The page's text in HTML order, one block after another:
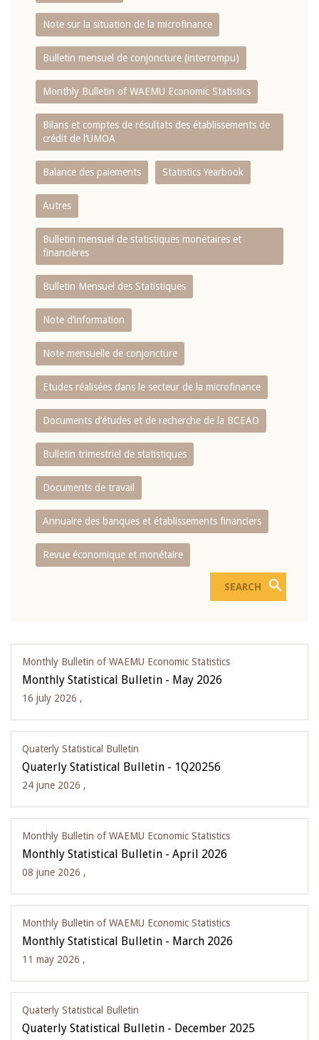
Note sur la situation de la microfinance
Bulletin mensuel de conjoncture (interrompu)
Monthly Bulletin of WAEMU Economic Statistics
Bilans et comptes de résultats des établissements de
crédit de l‘UMOA
Balance des paiements Statistics Yearbook
Autres
Bulletin mensuel de statistiques monétaires et
financières
Bulletin Mensuel des Statistiques
Note d’information
Note mensuelle de conjoncture
Etudes réalisées dans le secteur de la microfinance
Documents d’études et de recherche de la BCEAO
Bulletin trimestriel de statistiques
Documents de travail
Annuaire des banques et établissements financiers
Revue économique et monétaire
Monthly Bulletin of WAEMU Economic Statistics
Monthly Statistical Bulletin - May 2026
16 july 2026 ,
Quaterly Statistical Bulletin
Quaterly Statistical Bulletin - 1Q20256
24 june 2026 ,
Monthly Bulletin of WAEMU Economic Statistics
Monthly Statistical Bulletin - April 2026
08 june 2026 ,
Monthly Bulletin of WAEMU Economic Statistics
Monthly Statistical Bulletin - March 2026
11 may 2026 ,
Quaterly Statistical Bulletin
Quaterly Statistical Bulletin - December 2025